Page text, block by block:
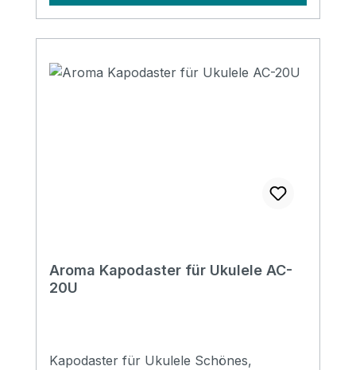
Aroma Kapodaster für Ukulele AC-
20U
Kapodaster für Ukulele Schönes,